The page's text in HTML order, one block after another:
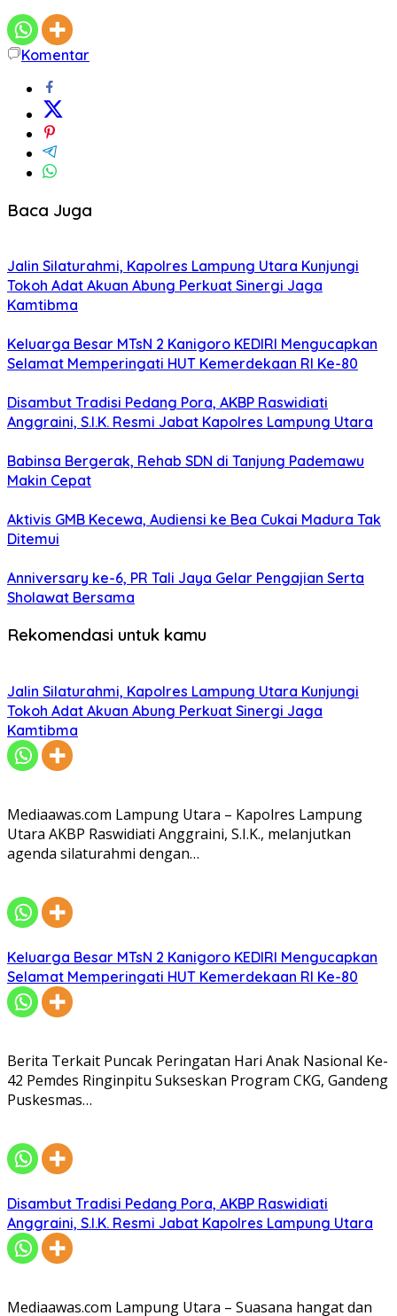
Komentar
Baca Juga
Jalin Silaturahmi, Kapolres Lampung Utara Kunjungi
Tokoh Adat Akuan Abung Perkuat Sinergi Jaga
Kamtibma
Keluarga Besar MTsN 2 Kanigoro KEDIRI Mengucapkan
Selamat Memperingati HUT Kemerdekaan RI Ke-80
Disambut Tradisi Pedang Pora, AKBP Raswidiati
Anggraini, S.I.K. Resmi Jabat Kapolres Lampung Utara
Babinsa Bergerak, Rehab SDN di Tanjung Pademawu
Makin Cepat
Aktivis GMB Kecewa, Audiensi ke Bea Cukai Madura Tak
Ditemui
Anniversary ke-6, PR Tali Jaya Gelar Pengajian Serta
Sholawat Bersama
Rekomendasi untuk kamu
Jalin Silaturahmi, Kapolres Lampung Utara Kunjungi
Tokoh Adat Akuan Abung Perkuat Sinergi Jaga
Kamtibma
Mediaawas.com Lampung Utara – Kapolres Lampung
Utara AKBP Raswidiati Anggraini, S.I.K., melanjutkan
agenda silaturahmi dengan…
Keluarga Besar MTsN 2 Kanigoro KEDIRI Mengucapkan
Selamat Memperingati HUT Kemerdekaan RI Ke-80
Berita Terkait Puncak Peringatan Hari Anak Nasional Ke-
42 Pemdes Ringinpitu Sukseskan Program CKG, Gandeng
Puskesmas…
Disambut Tradisi Pedang Pora, AKBP Raswidiati
Anggraini, S.I.K. Resmi Jabat Kapolres Lampung Utara
Mediaawas.com Lampung Utara – Suasana hangat dan